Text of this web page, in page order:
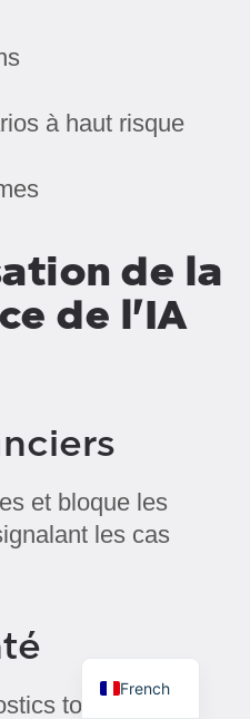
à haut risque
de la
de l'IA
et bloque les
les cas
tout en
French